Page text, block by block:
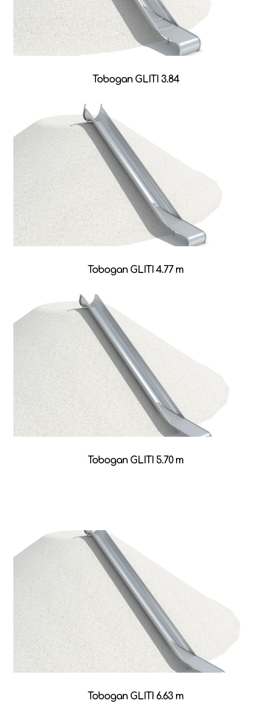
Tobogan GLITI 3.84
Tobogan GLITI 4.77 m
Tobogan GLITI 5.70 m
Tobogan GLITI 6.63 m